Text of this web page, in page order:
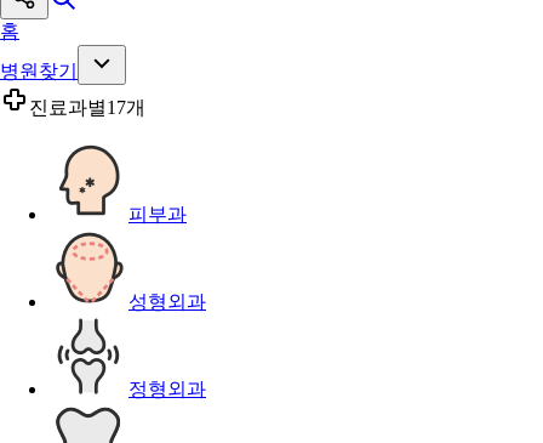
홈
병원찾기
진료과별17개
피부과
성형외과
정형외과